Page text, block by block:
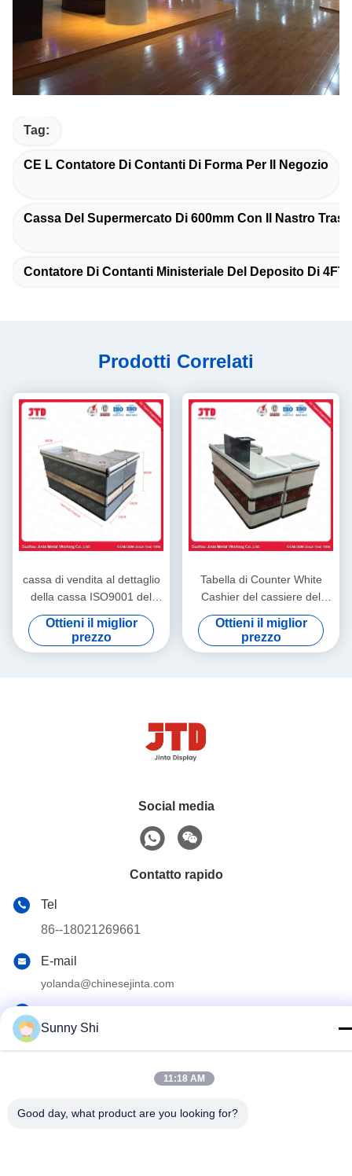
Tag:
CE L Contatore Di Contanti Di Forma Per Il Negozio
Cassa Del Supermercato Di 600mm Con Il Nastro
Contatore Di Contanti Ministeriale Del Deposito Di 4FT
Prodotti Correlati
cassa di vendita al dettaglio
della cassa ISO9001 del
supermercato di 1200mm
1600mm
Ottieni il miglior
prezzo
Tabella di Counter White
Cashier del cassiere del
supermercato di 850mm per
il negozio
Ottieni il miglior
prezzo
Social media
Contatto rapido
Tel
86--18021269661
E-mail
yolanda@chinesejinta.com
Zona di industria di Cheluba, città di Shanghu, città di
La Cina va bene. Qualità Scaffalatura dell'esposizione del
Sunny Shi
11:18 AM
Good day, what product are you looking for?